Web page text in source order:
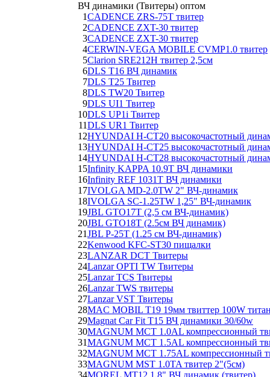
ВЧ динамики (Твитеры) оптом
1CADENCE ZRS-75T твитер
2CADENCE ZXT-30 твитер
3CADENCE ZXT-30 твитер
4CERWIN-VEGA MOBILE CVMP1.0 твитер
5Clarion SRE212H твитер 2,5см
6DLS T16 ВЧ динамик
7DLS T25 Твитер
8DLS TW20 Твитер
9DLS UI1 Твитер
10DLS UP1i Твитер
11DLS UR1 Твитер
12HYUNDAI H-CT20 высокочастотный
13HYUNDAI H-CT25 высокочастотный
14HYUNDAI H-CT28 высокочастотный
15Infinity KAPPA 10.9T ВЧ динамики
16Infinity REF 1031T ВЧ динамики
17IVOLGA MD-2.0TW 2" ВЧ-динамик
18IVOLGA SC-1.25TW 1,25" ВЧ-динамик
19JBL GTO17T (2,5 см ВЧ-динамик)
20JBL GTO18T (2.5см ВЧ динамик)
21JBL P-25T (1.25 см ВЧ-динамик)
22Kenwood KFC-ST30 пищалки
23LANZAR DCT Твитеры
24Lanzar OPTI TW Твитеры
25Lanzar TCS Твитеры
26Lanzar TWS твитеры
27Lanzar VST Твитеры
28MAC MOBIL T19 19мм твиттер 100W
29Magnat Car Fit T15 ВЧ динамики 30/60w
30MAGNUM MCT 1.0AL компрессионный
31MAGNUM MCT 1.5AL компрессионный
32MAGNUM MCT 1.75AL компрессионный
33MAGNUM MST 1.0TA твитер 2"(5см)